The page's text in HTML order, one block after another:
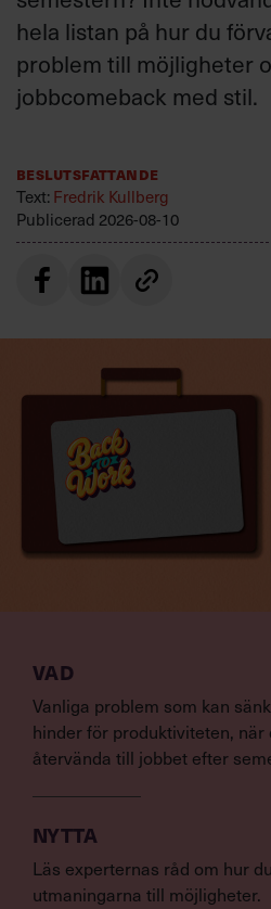
hela listan på hur du
problem till möjligheter
jobbcomeback med stil.
Beslutsfattande
Text:Fredrik Kullberg
Publicerad 2026-08-10
VAD
Vanliga problem som kan
hinder för produktiviteten, när
återvända till jobbet efter
NYTTA
Läs experternas råd om hur
utmaningarna till möjligheter.